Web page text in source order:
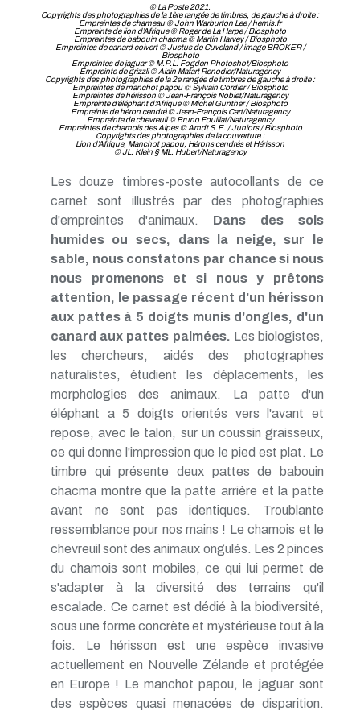
© La Poste 2021.
Copyrights des photographies de la 1ère rangée de timbres, de gauche à droite :
Empreintes de chameau © John Warburton Lee / hemis.fr
Empreinte de lion d’Afrique © Roger de La Harpe / Biosphoto
Empreintes de babouin chacma © Martin Harvey / Biosphoto
Empreintes de canard colvert © Justus de Cuveland / image BROKER /
Biosphoto
Empreintes de jaguar © M.P.L. Fogden Photoshot/Biosphoto
Empreinte de grizzli © Alain Mafart Renodier/Naturagency
Copyrights des photographies de la 2e rangée de timbres de gauche à droite :
Empreintes de manchot papou © Sylvain Cordier / Biosphoto
Empreintes de hérisson © Jean-François Noblet/Naturagency
Empreinte d’éléphant d’Afrique © Michel Gunther / Biosphoto
Empreinte de héron cendré © Jean-François Cart/Naturagency
Empreinte de chevreuil © Bruno Fouillat/Naturagency
Empreintes de chamois des Alpes © Amdt S.E. / Juniors / Biosphoto
Copyrights des photographies de la couverture :
Lion d’Afrique, Manchot papou, Hérons cendrés et Hérisson
© JL. Klein § ML. Hubert/Naturagency
Les douze timbres-poste autocollants de ce
carnet sont illustrés par des photographies
d'empreintes d'animaux. Dans des sols
humides ou secs, dans la neige, sur le
sable, nous constatons par chance si nous
nous promenons et si nous y prêtons
attention, le passage récent d'un hérisson
aux pattes à 5 doigts munis d'ongles, d'un
canard aux pattes palmées. Les biologistes,
les chercheurs, aidés des photographes
naturalistes, étudient les déplacements, les
morphologies des animaux. La patte d'un
éléphant a 5 doigts orientés vers l'avant et
repose, avec le talon, sur un coussin graisseux,
ce qui donne l'impression que le pied est plat. Le
timbre qui présente deux pattes de babouin
chacma montre que la patte arrière et la patte
avant ne sont pas identiques. Troublante
ressemblance pour nos mains ! Le chamois et le
chevreuil sont des animaux ongulés. Les 2 pinces
du chamois sont mobiles, ce qui lui permet de
s'adapter à la diversité des terrains qu'il
escalade. Ce carnet est dédié à la biodiversité,
sous une forme concrète et mystérieuse tout à la
fois. Le hérisson est une espèce invasive
actuellement en Nouvelle Zélande et protégée
en Europe ! Le manchot papou, le jaguar sont
des espèces quasi menacées de disparition.